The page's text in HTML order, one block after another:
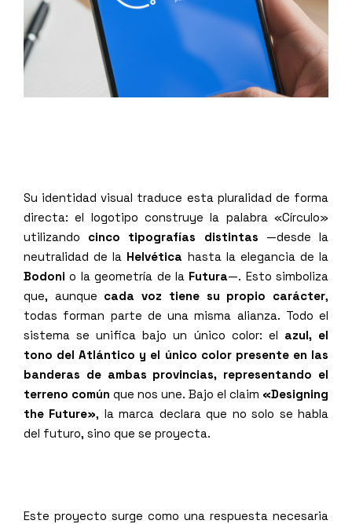
Su identidad visual traduce esta pluralidad de forma
directa: el logotipo construye la palabra «Círculo»
utilizando cinco tipografías distintas —desde la
neutralidad de la Helvética hasta la elegancia de la
Bodoni o la geometría de la Futura—. Esto simboliza
que, aunque cada voz tiene su propio carácter,
todas forman parte de una misma alianza. Todo el
sistema se unifica bajo un único color: el azul, el
tono del Atlántico y el único color presente en las
banderas de ambas provincias, representando el
terreno común que nos une. Bajo el claim «Designing
the Future», la marca declara que no solo se habla
del futuro, sino que se proyecta.
Este proyecto surge como una respuesta necesaria